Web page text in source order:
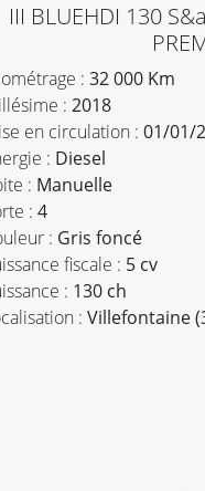
III BLUEHDI 130
:32 000 Km
: 2018
en circulation : 01/01/
: Diesel
: Manuelle
: 4
: Gris foncé
fiscale : 5 cv
: 130 ch
: Villefontaine